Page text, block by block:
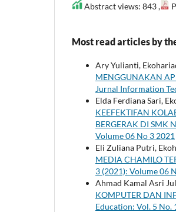
Abstract views: 843 ,
Most read articles by
Ary Yulianti,
MENGGUNAKAN
Jurnal Information
Elda Ferdiana Sari,
KEEFEKTIFAN
BERGERAK DI SMK
Volume 06 No 3 2021
Eli Zuliana Putri,
MEDIA CHAMILO
3 (2021): Volume 06
Ahmad Kamal Asri
KOMPUTER DAN
Education: Vol. 5 No.